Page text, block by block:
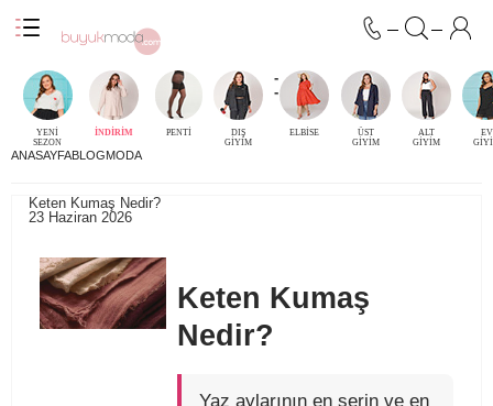
YENİ
SEZON
İNDİRİM PENTİ
DIŞ
GİYİM
-
-
ELBİSE
ÜST
GİYİM
ALT
GİYİM
EV
ANASAYFABLOGMODA
Keten Kumaş Nedir?
23 Haziran 2026
Keten Kumaş
Nedir?
Yaz aylarının en serin ve en